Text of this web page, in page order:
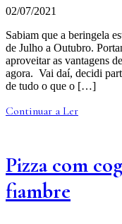
02/07/2021
Sabiam que a beringela
de Julho a Outubro.
aproveitar as vantagens
agora. Vai daí, decidi
de tudo o que o […]
Continuar a Ler
Pizza com
fiambre